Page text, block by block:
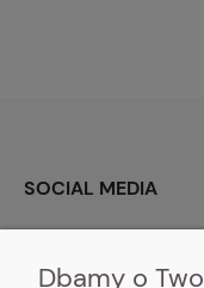
SOCIAL MEDIA
Dbamy o